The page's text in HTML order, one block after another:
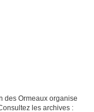
des Ormeaux organise
les archives :